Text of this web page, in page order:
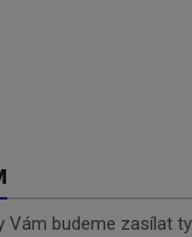
Vám budeme zasílat